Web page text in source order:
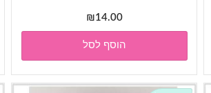
₪14.00
הוסף לסל